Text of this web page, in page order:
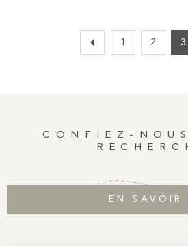
1 2 3
CONFIEZ-
EN SAVOIR